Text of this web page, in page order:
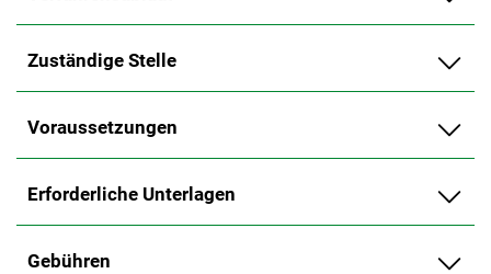
Zuständige Stelle
Voraussetzungen
Erforderliche Unterlagen
Gebühren